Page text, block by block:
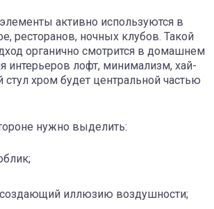
активно используются в
ресторанов, ночных клубов. Такой
органично смотрится в домашнем
интерьеров лофт, минимализм, хай-
стул хром будет центральной частью
нужно выделить:
создающий иллюзию воздушности;